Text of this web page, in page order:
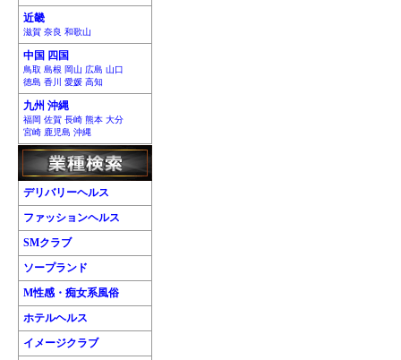
近畿
滋賀 奈良 和歌山
中国 四国
鳥取 島根 岡山 広島 山口
徳島 香川 愛媛 高知
九州 沖縄
福岡 佐賀 長崎 熊本 大分
宮崎 鹿児島 沖縄
デリバリーヘルス
ファッションヘルス
SMクラブ
ソープランド
M性感・痴女系風俗
ホテルヘルス
イメージクラブ